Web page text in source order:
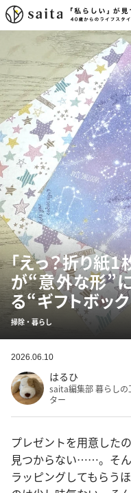
「えっ？折り紙
が“意外な形”
る“ギフトボッ
掃除・暮らし
2026.06.10
はるひ
saita編集部 暮らしの
ター
プレゼントを用意した
見つからない……。そ
ラッピングしてもらう